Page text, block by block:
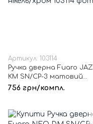
Артикул: 103114
Ручка дверна Fuaro
KM SN/CP-3 матовий
нікель/хром
756 грн/компл.